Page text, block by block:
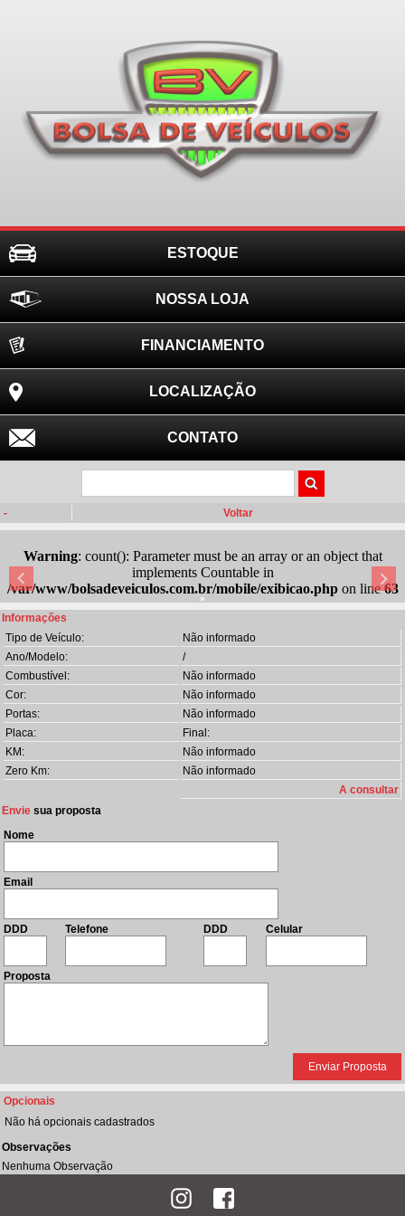
ESTOQUE
NOSSA LOJA
FINANCIAMENTO
LOCALIZAÇÃO
CONTATO
- Voltar
Warning: count(): Parameter must be an array or an object that
implements Countable in
/var/www/bolsadeveiculos.com.br/mobile/exibicao.phpon line63
Informações
Tipo de Veículo:
Não informado
Ano/Modelo:
/
Combustível:
Não informado
Cor:
Não informado
Portas:
Não informado
Placa:
Final:
KM:
Não informado
Zero Km:
Não informado
A consultar
Envie sua proposta
Nome
Email
DDD Telefone DDD Celular
Proposta
Opcionais
Não há opcionais cadastrados
Observações
Nenhuma Observação